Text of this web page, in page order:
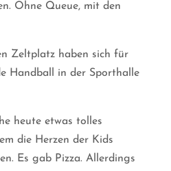
Ohne Queue, mit den
Zeltplatz haben sich für
Handball in der Sporthalle
heute etwas tolles
die Herzen der Kids
Es gab Pizza. Allerdings